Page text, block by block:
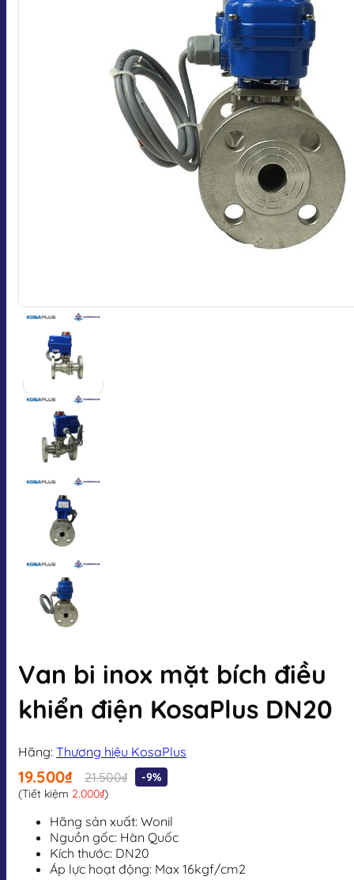
Van bi inox mặt bích điều
khiển điện KosaPlus DN20
Hãng: Thương hiệu KosaPlus
19.500₫ 21.500₫
-9%
(Tiết kiệm 2.000₫)
Hãng sản xuất: Wonil
Nguồn gốc: Hàn Quốc
Kích thước: DN20
Áp lực hoạt động: Max 16kgf/cm2